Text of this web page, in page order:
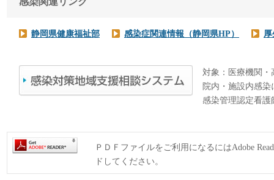
静岡県健康福祉部 感染症関連情報（静岡県HP）
対象：医療機関・
院内・施設内感
感染管理認定看
ＰＤＦファイルをご利用になるにはAdobe
ドしてください。